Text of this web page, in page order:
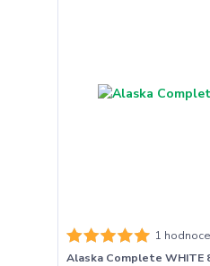
1
Alaska Complete WHITE